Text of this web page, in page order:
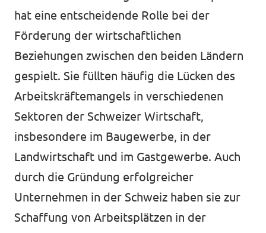
hat eine entscheidende Rolle bei der
Förderung der wirtschaftlichen
Beziehungen zwischen den beiden Ländern
gespielt. Sie füllten häufig die Lücken des
Arbeitskräftemangels in verschiedenen
Sektoren der Schweizer Wirtschaft,
insbesondere im Baugewerbe, in der
Landwirtschaft und im Gastgewerbe. Auch
durch die Gründung erfolgreicher
Unternehmen in der Schweiz haben sie zur
Schaffung von Arbeitsplätzen in der